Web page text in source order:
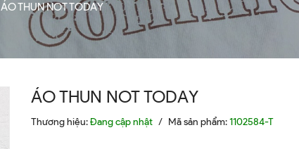
ÁO THUN NOT TODAY
ÁO THUN NOT TODAY
Thương hiệu:Đang cập nhật / Mã sản phẩm:1102584-T